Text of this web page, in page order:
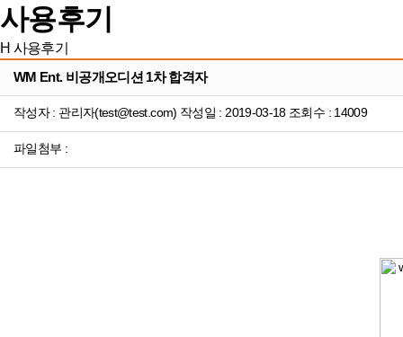
사용후기
H 사용후기
WM Ent. 비공개오디션 1차 합격자
작성자 : 관리자(test@test.com) 작성일 : 2019-03-18 조회수 : 14009
파일첨부 :